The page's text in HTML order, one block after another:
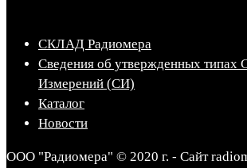
СКЛАД Радиомера
Сведения об утвержденных типах
Измерений (СИ)
Каталог
Новости
ООО "Радиомера" © 2020 г. - Сайт